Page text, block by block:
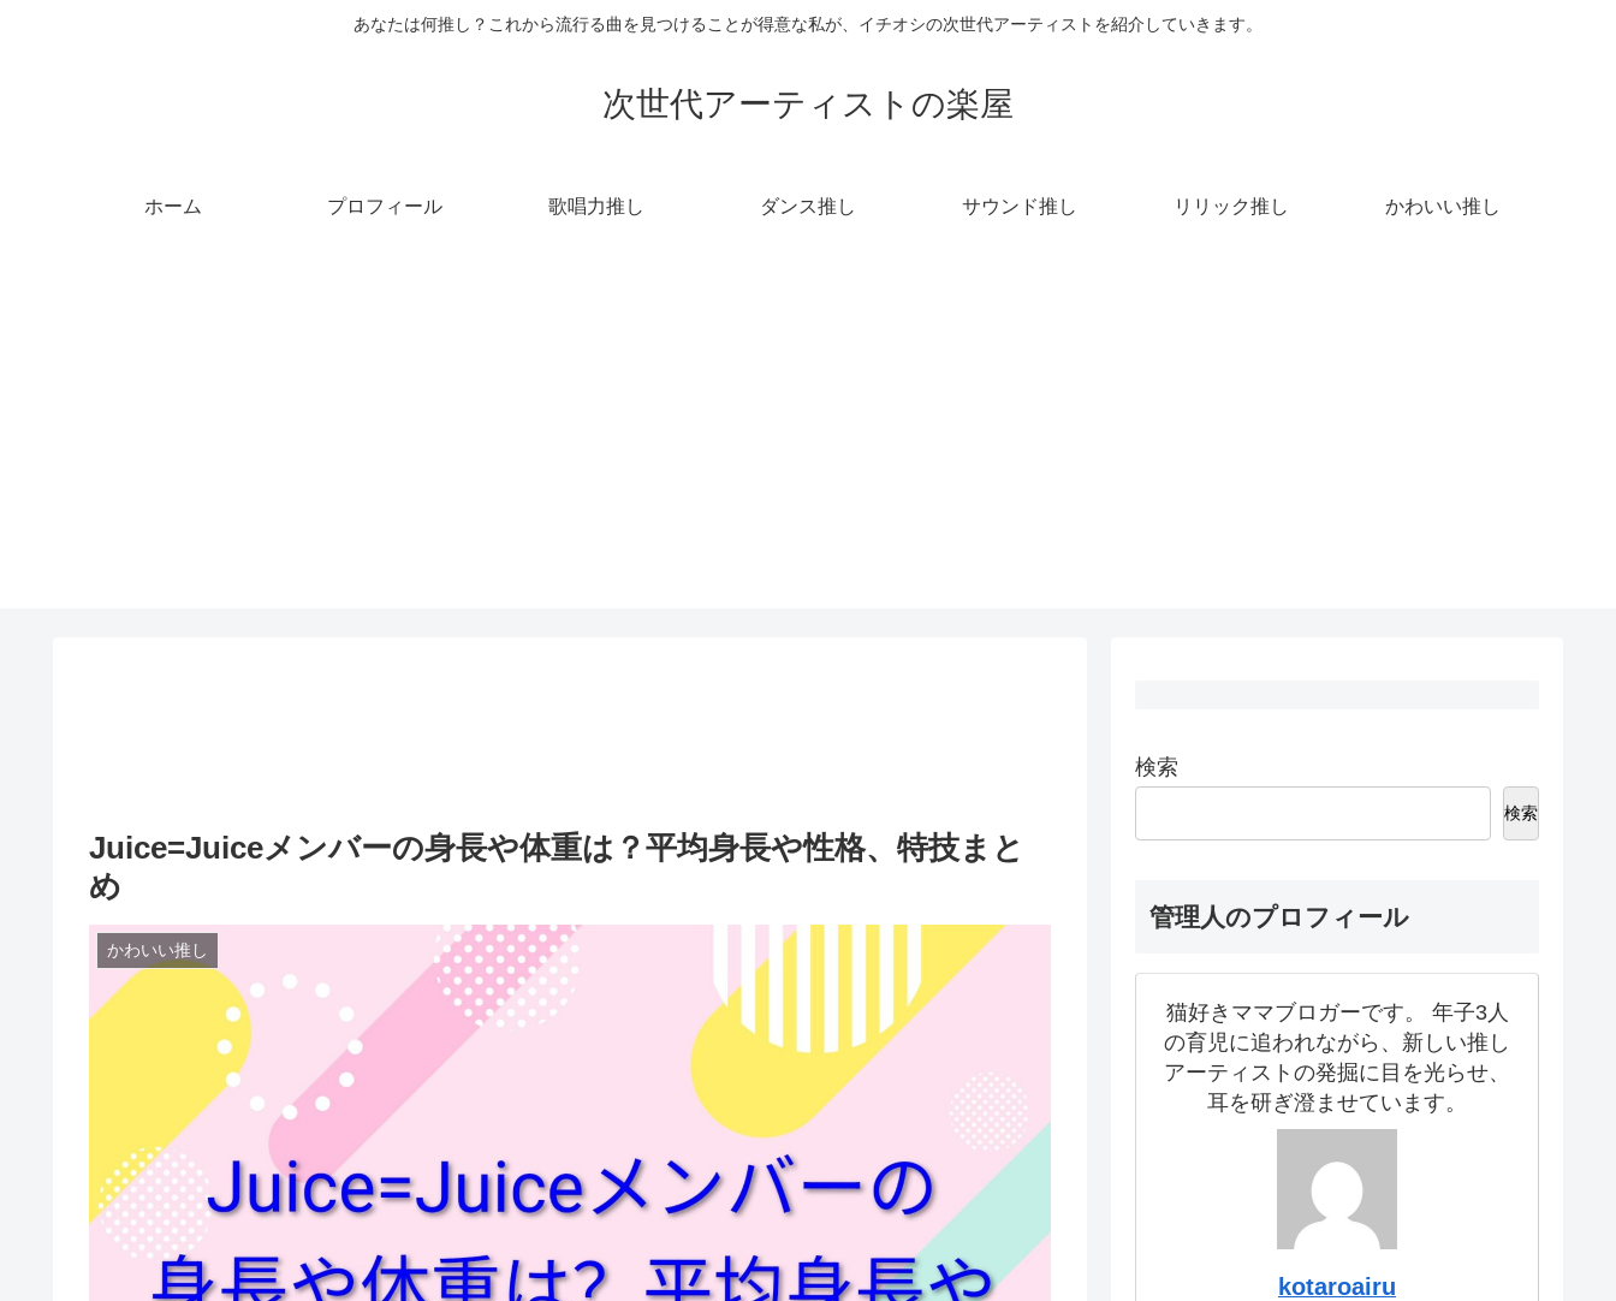
あなたは何推し？これから流行る曲を見つけることが得意な私が、イチオシの次世代アーティストを紹介していきます。
次世代アーティストの楽屋
ホーム プロフィール 歌唱力推し ダンス推し サウンド推し リリック推し かわいい推し
Juice=Juiceメンバーの身長や体重は？平均身長や性格、特技まと
め
かわいい推し
検索
検索
管理人のプロフィール
猫好きママブロガーです。 年子3人
の育児に追われながら、新しい推し
アーティストの発掘に目を光らせ、
耳を研ぎ澄ませています。
kotaroairu